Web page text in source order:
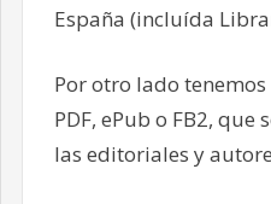
España (incluída
Por otro lado
PDF, ePub o FB2, que
las editoriales y